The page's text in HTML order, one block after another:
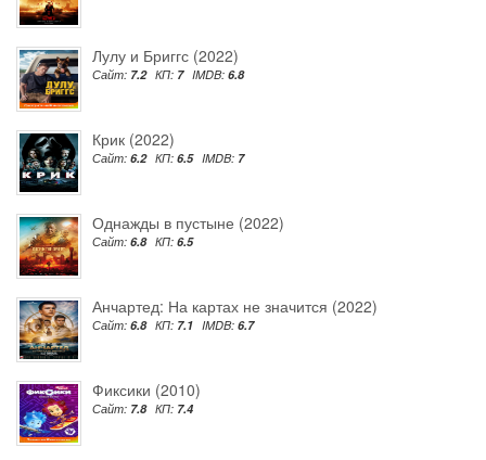
Лулу и Бриггс (2022)
Сайт: 7.2 КП: 7 IMDB: 6.8
Крик (2022)
Сайт: 6.2 КП: 6.5 IMDB: 7
Однажды в пустыне (2022)
Сайт: 6.8 КП: 6.5
Анчартед: На картах не значится (2022)
Сайт: 6.8 КП: 7.1 IMDB: 6.7
Фиксики (2010)
Сайт: 7.8 КП: 7.4